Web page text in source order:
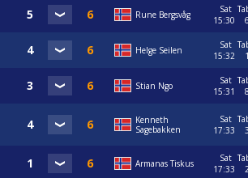
Rune Bergsvåg
Sat
15:30
Helge Seilen
Sat
15:32
Stian Ngo
Sat
15:31
Kenneth
Sagebakken
Sat
17:33
Armanas Tiskus
Sat
17:33